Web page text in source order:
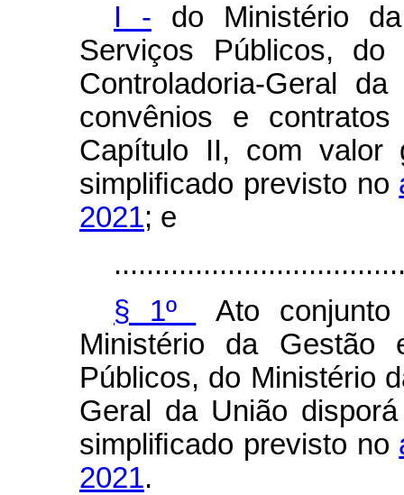
I - do Ministério
Serviços Públicos,
Controladoria-Geral
convênios e
Capítulo II, com valor
simpliﬁcado previsto no
2021; e
§ 1º
Ato conjunto
Ministério da Gestão
Públicos, do Ministério
Geral da União
simpliﬁcado previsto no
2021.